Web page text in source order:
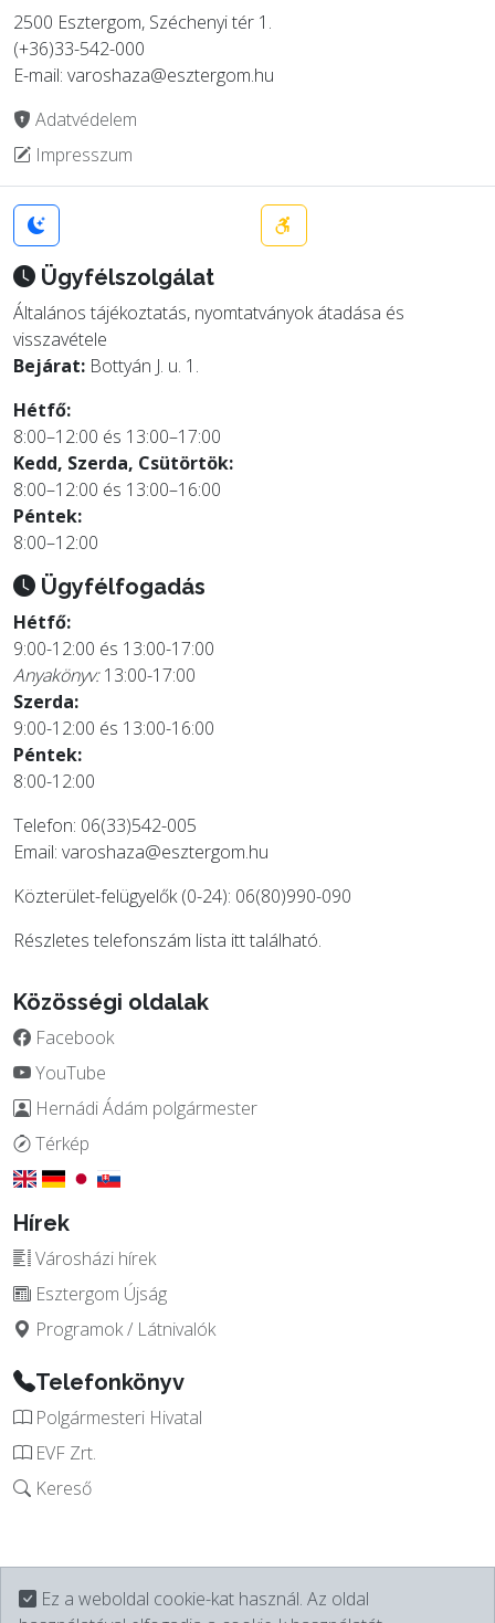
Ez a weboldal cookie-kat használ. Az oldal
2500 Esztergom, Széchenyi tér 1.
(+36)33-542-000
E-mail: varoshaza@esztergom.hu
Adatvédelem
Impresszum
Ügyfélszolgálat
Általános tájékoztatás, nyomtatványok átadása és
visszavétele
Bejárat: Bottyán J. u. 1.
Hétfő:
8:00–12:00 és 13:00–17:00
Kedd, Szerda, Csütörtök:
8:00–12:00 és 13:00–16:00
Péntek:
8:00–12:00
Ügyfélfogadás
Hétfő:
9:00-12:00 és 13:00-17:00
Anyakönyv:13:00-17:00
Szerda:
9:00-12:00 és 13:00-16:00
Péntek:
8:00-12:00
Telefon: 06(33)542-005
Email: varoshaza@esztergom.hu
Közterület-felügyelők (0-24): 06(80)990-090
Részletes telefonszám lista itttalálható.
Közösségi oldalak
Facebook
YouTube
Hernádi Ádám polgármester
Térkép
Hírek
Városházi hírek
Esztergom Újság
Programok / Látnivalók
Telefonkönyv
Polgármesteri Hivatal
EVF Zrt.
Kereső